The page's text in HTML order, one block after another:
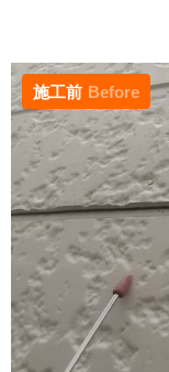
施工前 Before